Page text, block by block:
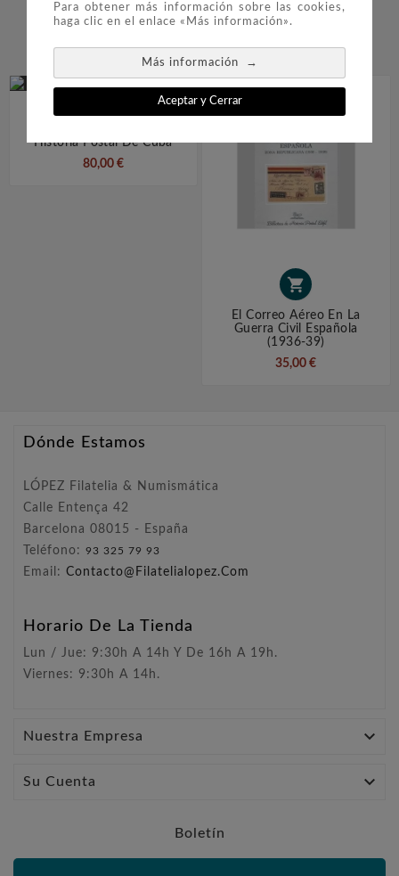
Para obtener más información sobre las cookies,
haga clic en el enlace «Más información».
Más información →
Aceptar y Cerrar
CATEGORÍA:
 

História Postal De Cuba
80,00 €

El Correo Aéreo En La
Guerra Civil Española
(1936-39)
35,00 €
Dónde Estamos
LÓPEZ Filatelia & Numismática
Calle Entença 42
Barcelona 08015 - España
Teléfono: 93 325 79 93
Email: Contacto@filatelialopez.com
Horario De La Tienda
Lun / Jue: 9:30h A 14h Y De 16h A 19h.
Viernes: 9:30h A 14h.
Nuestra Empresa 
Su Cuenta 
Boletín